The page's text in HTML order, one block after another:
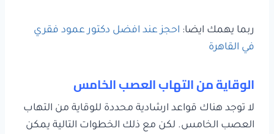
ربما يهمك ايضا: احجز عند افضل دكتور عمود فقري
في القاهرة
الوقاية من التهاب العصب الخامس
لا توجد هناك قواعد ارشادية محددة للوقاية من التهاب
العصب الخامس. لكن مع ذلك الخطوات التالية يمكن